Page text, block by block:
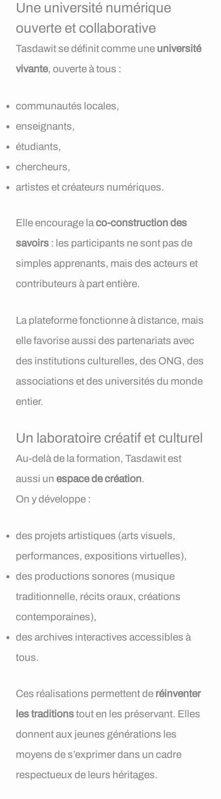
Une université numérique
ouverte et collaborative
Tasdawit se définit comme une université
vivante, ouverte à tous :
communautés locales,
enseignants,
étudiants,
chercheurs,
artistes et créateurs numériques.
Elle encourage laco-construction des
savoirs : les participants ne sont pas de
simples apprenants, mais des acteurs et
contributeurs à part entière.
La plateforme fonctionne à distance, mais
elle favorise aussi des partenariats avec
des institutions culturelles, des ONG, des
associations et des universités du monde
entier.
Un laboratoire créatif et culturel
Au-delà de la formation, Tasdawit est
aussi un espace de création.
On y développe :
des projets artistiques (arts visuels,
performances, expositions virtuelles),
des productions sonores (musique
traditionnelle, récits oraux, créations
contemporaines),
des archives interactives accessibles à
tous.
Ces réalisations permettent de réinventer
les traditionstout en les préservant. Elles
donnent aux jeunes générations les
moyens de s’exprimer dans un cadre
respectueux de leurs héritages.